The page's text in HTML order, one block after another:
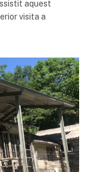
aquest
visita a